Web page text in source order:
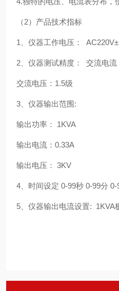
（2）产品技术指标
1、仪器工作电压：
2、仪器测试精度： 交流电流
交流电压：1.5级
3、仪器输出范围:
输出功率： 1KVA
输出电流：0.33A
输出电压： 3KV
4、时间设定 0-99秒 0-99分 0-
5、仪器输出电流设置: 1KVA